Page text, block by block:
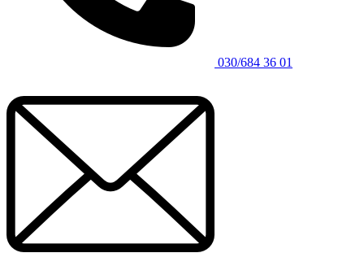
030/684 36 01